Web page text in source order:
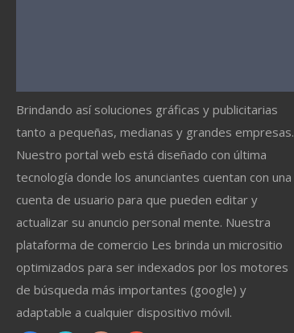
Brindando así soluciones gráficas y publicitarias
tanto a pequeñas, medianas y grandes empresas.
Nuestro portal web está diseñado con última
tecnología donde los anunciantes cuentan con una
cuenta de usuario para que pueden editar y
actualizar su anuncio personal mente. Nuestra
plataforma de comercio Les brinda un micrositio
optimizados para ser indexados por los motores
de búsqueda más importantes (google) y
adaptable a cualquier dispositivo móvil.